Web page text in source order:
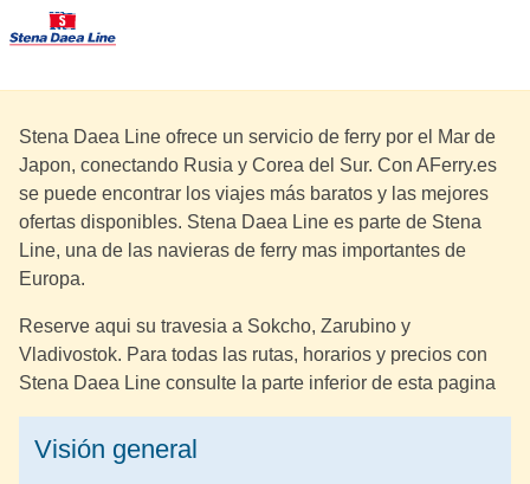
Stena Daea Line ofrece un servicio de ferry por el Mar de
Japon, conectando Rusia y Corea del Sur. Con AFerry.es
se puede encontrar los viajes más baratos y las mejores
ofertas disponibles. Stena Daea Line es parte de Stena
Line, una de las navieras de ferry mas importantes de
Europa.
Reserve aqui su travesia a Sokcho, Zarubino y
Vladivostok. Para todas las rutas, horarios y precios con
Stena Daea Line consulte la parte inferior de esta pagina
Visión general